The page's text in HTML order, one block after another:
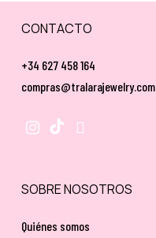
CONTACTO
+34 627 458 164
compras@tralarajewelry.com
SOBRE NOSOTROS
Quiénes somos